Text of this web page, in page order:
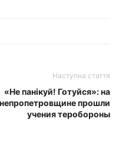
Наступна стаття
«Не панікуй! Готуйся»: на
прошли
учения теробороны